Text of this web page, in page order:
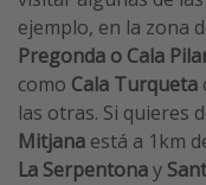
ejemplo, en la zona
Pregonda o Cala
como Cala Turqueta
las otras. Si quieres
Mitjana está a 1km
La Serpentonay